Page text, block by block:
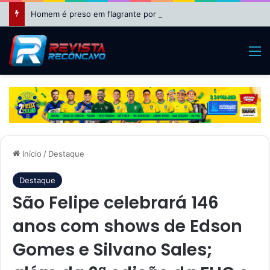
Início / Destaque
Destaque
São Felipe celebrará 146
anos com shows de Edson
Gomes e Silvano Sales;